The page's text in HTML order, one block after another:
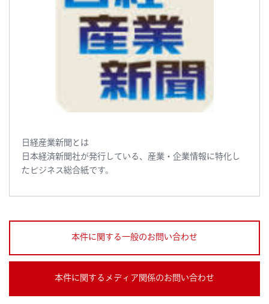
日経産業新聞とは
日本経済新聞社が発行している、産業・企業情報に特化し
たビジネス総合紙です。
本件に関する一般のお問い合わせ
本件に関するメディア関係のお問い合わせ